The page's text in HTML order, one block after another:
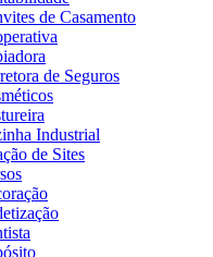
de Casamento
de Seguros
Industrial
de Sites